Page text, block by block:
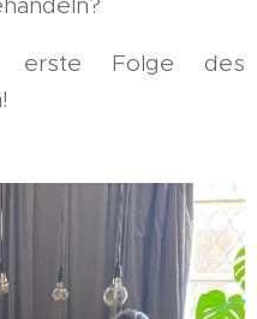
erste Folge des